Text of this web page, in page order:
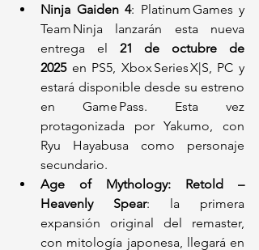
Ninja Gaiden 4: Platinum Games y
Team Ninja lanzarán esta nueva
entrega el 21 de octubre de
2025 en PS5, Xbox Series X|S, PC y
estará disponible desde su estreno
en Game Pass. Esta vez
protagonizada por Yakumo, con
Ryu Hayabusa como personaje
secundario.
Age of Mythology: Retold –
Heavenly Spear: la primera
expansión original del remaster,